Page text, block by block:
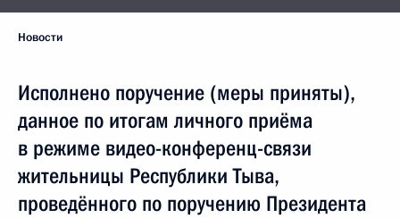
Новости
Исполнено поручение (меры приняты),
данное по итогам личного приёма
в режиме видео-конференц-связи
жительницы Республики Тыва,
проведённого по поручению Президента